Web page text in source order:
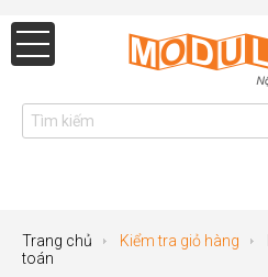
Trang chủ Kiểm tra giỏ hàng
toán